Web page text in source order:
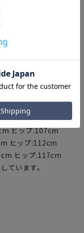
ヒップ:102cm
ヒップ:107cm
ヒップ:112cm
ヒップ:117cm
ています。